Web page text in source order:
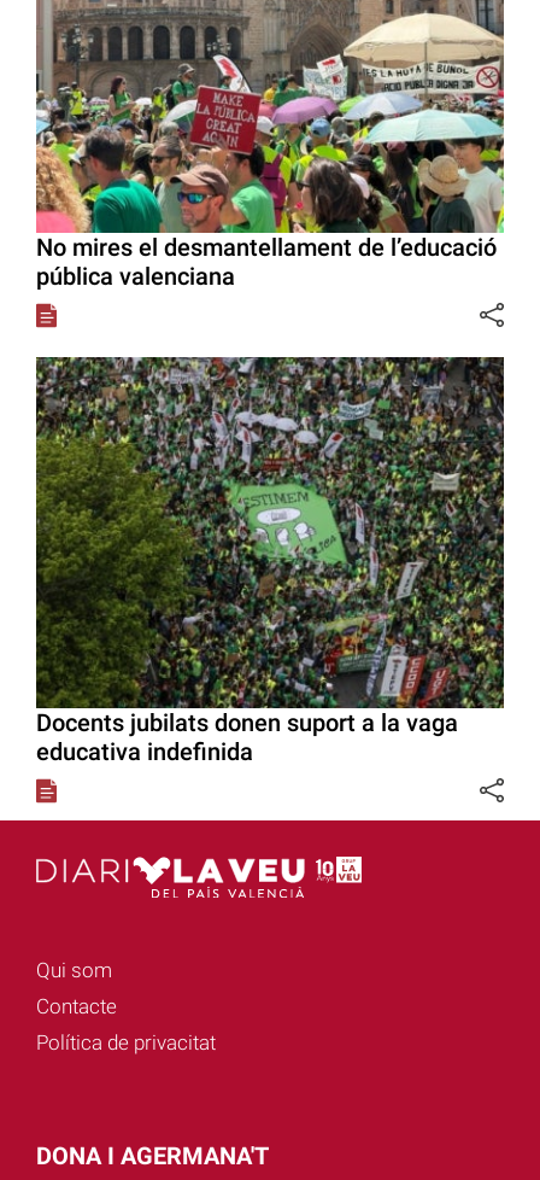
No mires el desmantellament de l’educació
pública valenciana
Docents jubilats donen suport a la vaga
educativa indefinida
Qui som
Contacte
Política de privacitat
DONA I AGERMANA'T